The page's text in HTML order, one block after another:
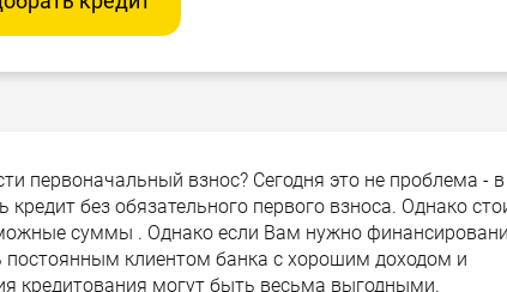
первоначальный взнос? Сегодня это не проблема - в
без обязательного первого взноса. Однако
суммы . Однако если Вам нужно
постоянным клиентом банка с хорошим доходом и
кредитования могут быть весьма выгодными.